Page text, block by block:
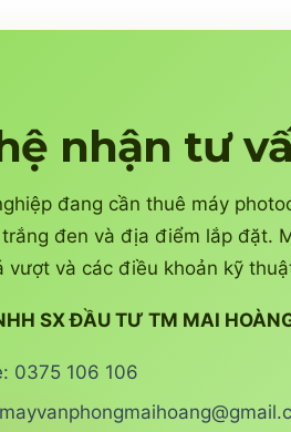
nhận tư
đang cần thuê máy
đen và địa điểm lắp đặt.
vượt và các điều khoản kỹ
SX ĐẦU TƯ TM MAI
0375 106 106